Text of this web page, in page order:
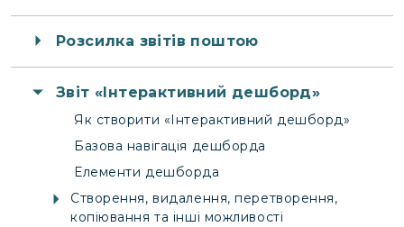
Розсилка звітів поштою
Звіт «Інтерактивний дешборд»
Як створити «Інтерактивний дешборд»
Базова навігація дешборда
Елементи дешборда
Створення, видалення, перетворення,
копіювання та інші можливості